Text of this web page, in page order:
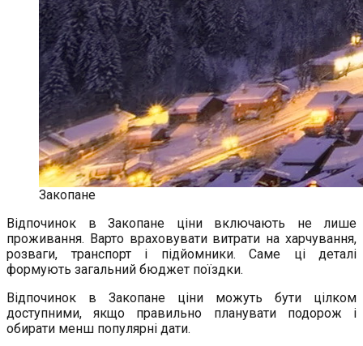
Закопане
Відпочинок в Закопане ціни включають не лише
проживання. Варто враховувати витрати на харчування,
розваги, транспорт і підйомники. Саме ці деталі
формують загальний бюджет поїздки.
Відпочинок в Закопане ціни можуть бути цілком
доступними, якщо правильно планувати подорож і
обирати менш популярні дати.